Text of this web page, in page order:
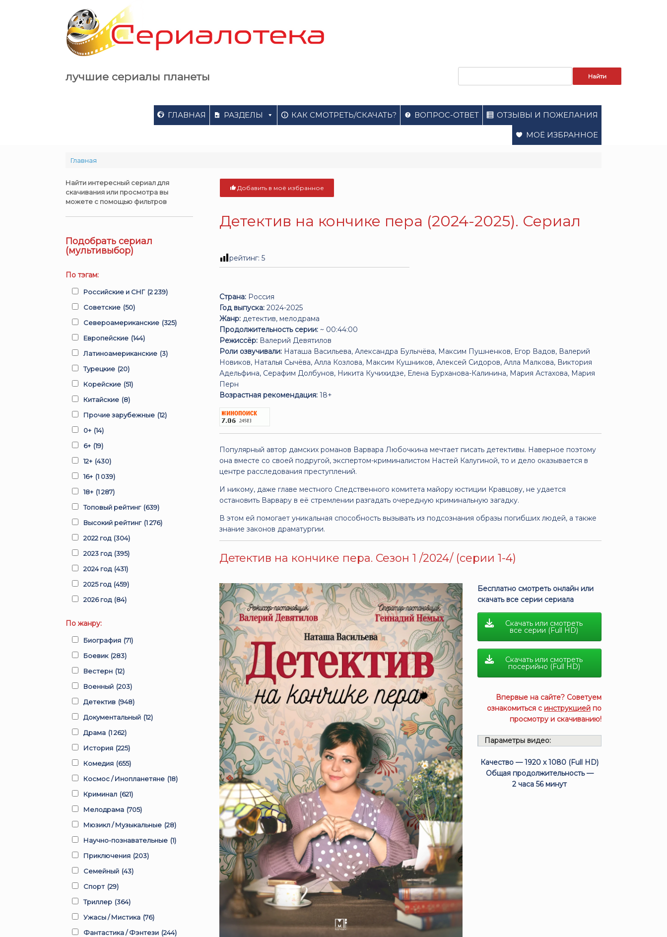
лучшие сериалы планеты
ГЛАВНАЯ РАЗДЕЛЫ КАК СМОТРЕТЬ/СКАЧАТЬ? ВОПРОС-ОТВЕТ ОТЗЫВЫ И ПОЖЕЛАНИЯ
МОЁ ИЗБРАННОЕ
Главная
Добавить в моё избранное
Детектив на кончике пера (2024-2025). Сериал
рейтинг:5
Страна: Россия
Год выпуска: 2024-2025
Жанр: детектив, мелодрама
Продолжительность серии: ~ 00:44:00
Режиссёр: Валерий Девятилов
Роли озвучивали: Наташа Васильева, Александра Булычёва, Максим Пушненков, Егор Вадов, Валерий
Новиков, Наталья Сычёва, Алла Козлова, Максим Кушников, Алексей Сидоров, Алла Малкова, Виктория
Адельфина, Серафим Долбунов, Никита Кучихидзе, Елена Бурханова-Калинина, Мария Астахова, Мария
Перн
Возрастная рекомендация: 18+
Популярный автор дамских романов Варвара Любочкина мечтает писать детективы. Наверное поэтому
она вместе со своей подругой, экспертом-криминалистом Настей Калугиной, то и дело оказывается в
центре расследования преступлений.
И никому, даже главе местного Следственного комитета майору юстиции Кравцову, не удается
остановить Варвару в её стремлении разгадать очередную криминальную загадку.
В этом ей помогает уникальная способность вызывать из подсознания образы погибших людей, а также
знание законов драматургии.
Детектив на кончике пера. Сезон 1 /2024/ (серии 1-4)
Бесплатно смотреть онлайн или
скачать все серии сериала
Скачать или смотреть
все серии (Full HD)
Скачать или смотреть
посерийно (Full HD)
Впервые на сайте? Советуем
ознакомиться с инструкцией по
просмотру и скачиванию!
Параметры видео:
Качество — 1920 x 1080 (Full HD)
Общая продолжительность —
2 часа 56 минут
Найти интересный сериал для
скачивания или просмотра вы
можете с помощью фильтров
Подобрать сериал
(мультивыбор)
По тэгам:
Российские и СНГ (2 239)
Советские (50)
Североамериканские (325)
Европейские (144)
Латиноамериканские (3)
Турецкие (20)
Корейские (51)
Китайские (8)
Прочие зарубежные (12)
0+ (14)
6+ (19)
12+ (430)
16+ (1 039)
18+ (1 287)
Топовый рейтинг (639)
Высокий рейтинг (1 276)
2022 год (304)
2023 год (395)
2024 год (431)
2025 год (459)
2026 год (84)
По жанру:
Биография (71)
Боевик (283)
Вестерн (12)
Военный (203)
Детектив (948)
Документальный (12)
Драма (1 262)
История (225)
Комедия (655)
Космос / Инопланетяне (18)
Криминал (621)
Мелодрама (705)
Мюзикл / Музыкальные (28)
Научно-познавательные (1)
Приключения (203)
Семейный (43)
Спорт (29)
Триллер (364)
Ужасы / Мистика (76)
Фантастика / Фэнтези (244)